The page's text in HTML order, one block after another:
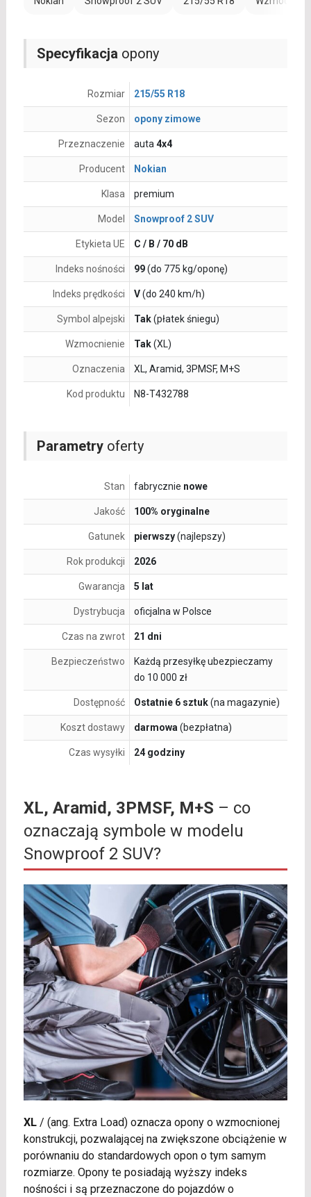
Parametryoferty
Stan fabrycznie nowe
Jakość 100% oryginalne
Gatunek pierwszy(najlepszy)
Rok produkcji 2026
Gwarancja 5 lat
Dystrybucja oficjalna w Polsce
Czas na zwrot 21 dni
Bezpieczeństwo
Każdą przesyłkę ubezpieczamy
do 10 000 zł
Dostępność Ostatnie 6 sztuk(na magazynie)
Koszt dostawy darmowa (bezpłatna)
Czas wysyłki 24 godziny
Specyfikacja opony
Rozmiar 215/55 R18
Sezon opony zimowe
Przeznaczenie auta 4x4
Producent Nokian
Klasa premium
Model Snowproof 2 SUV
Etykieta UE C / B / 70 dB
Indeks nośności 99(do 775 kg/oponę)
Indeks prędkości V(do 240 km/h)
Symbol alpejski Tak(płatek śniegu)
Wzmocnienie Tak(XL)
Oznaczenia XL, Aramid, 3PMSF, M+S
Kod produktu N8-T432788
XL, Aramid, 3PMSF, M+S – co
oznaczają symbole w modelu
Snowproof 2 SUV?
XL/ (ang. Extra Load) oznacza opony o wzmocnionej
konstrukcji, pozwalającej na zwiększone obciążenie w
porównaniu do standardowych opon o tym samym
rozmiarze. Opony te posiadają wyższy indeks
nośności i są przeznaczone do pojazdów o